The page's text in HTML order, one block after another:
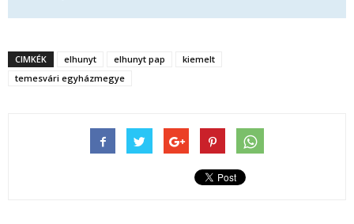
CIMKÉK elhunyt elhunyt pap
kiemelt
temesvári egyházmegye